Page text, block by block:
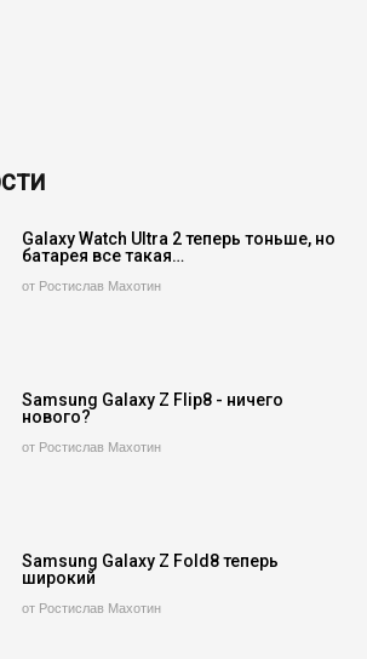
Galaxy Watch Ultra 2 теперь тоньше, но
батарея все такая…
от Ростислав Махотин
Samsung Galaxy Z Flip8 - ничего
нового?
от Ростислав Махотин
Samsung Galaxy Z Fold8 теперь
широкий
от Ростислав Махотин